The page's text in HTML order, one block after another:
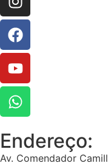
Endereço:
Av. Comendador